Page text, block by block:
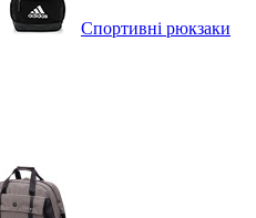
Спортивні рюкзаки